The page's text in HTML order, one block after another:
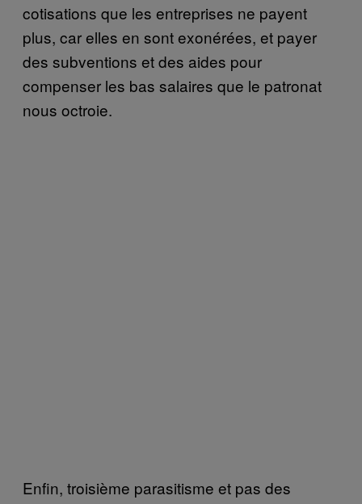
cotisations que les entreprises ne payent
plus, car elles en sont exonérées, et payer
des subventions et des aides pour
compenser les bas salaires que le patronat
nous octroie.
Enfin, troisième parasitisme et pas des